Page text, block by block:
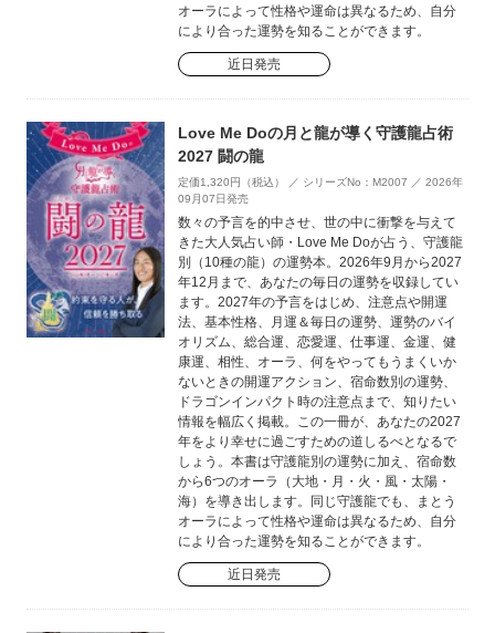
オーラによって性格や運命は異なるため、自分
により合った運勢を知ることができます。
近日発売
Love Me Doの月と龍が導く守護龍占術
2027 闘の龍
定価1,320円（税込） ／ シリーズNo：M2007 ／ 2026年
09月07日発売
数々の予言を的中させ、世の中に衝撃を与えて
きた大人気占い師・Love Me Doが占う、守護龍
別（10種の龍）の運勢本。2026年9月から2027
年12月まで、あなたの毎日の運勢を収録してい
ます。2027年の予言をはじめ、注意点や開運
法、基本性格、月運＆毎日の運勢、運勢のバイ
オリズム、総合運、恋愛運、仕事運、金運、健
康運、相性、オーラ、何をやってもうまくいか
ないときの開運アクション、宿命数別の運勢、
ドラゴンインパクト時の注意点まで、知りたい
情報を幅広く掲載。この一冊が、あなたの2027
年をより幸せに過ごすための道しるべとなるで
しょう。本書は守護龍別の運勢に加え、宿命数
から6つのオーラ（大地・月・火・風・太陽・
海）を導き出します。同じ守護龍でも、まとう
オーラによって性格や運命は異なるため、自分
により合った運勢を知ることができます。
近日発売